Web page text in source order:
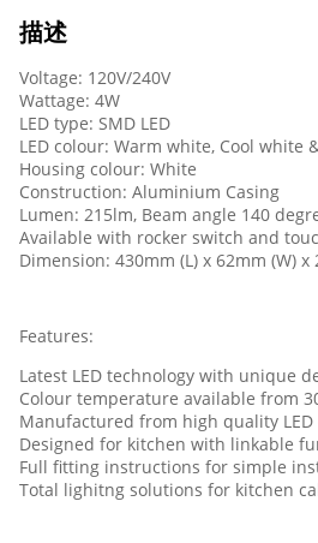
描述
Voltage: 120V/240V
Wattage: 4W
LED type: SMD LED
LED colour: Warm white, Cool white
Housing colour: White
Construction: Aluminium Casing
Lumen: 215lm, Beam angle 140
Available with rocker switch and
Dimension: 430mm (L) x 62mm (W) x
Features:
Latest LED technology with unique
Colour temperature available from
Manufactured from high quality LED
Designed for kitchen with linkable
Full fitting instructions for simple
Total lighitng solutions for kitchen